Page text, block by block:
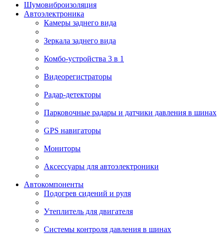
Шумовиброизоляция
Автоэлектроника
Камеры заднего вида
Зеркала заднего вида
Комбо-устройства 3 в 1
Видеорегистраторы
Радар-детекторы
Парковочные радары и датчики давления в шинах
GPS навигаторы
Мониторы
Аксессуары для автоэлектроники
Автокомпоненты
Подогрев сидений и руля
Утеплитель для двигателя
Системы контроля давления в шинах